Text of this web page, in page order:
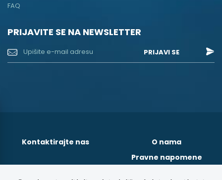
FAQ
PRIJAVITE SE NA NEWSLETTER
PRIJAVI SE
Kontaktirajte nas
O nama
Pravne napomene